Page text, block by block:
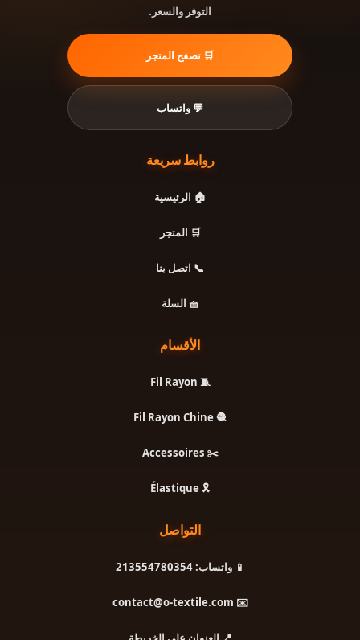
التوفر والسعر.
🛒 تصفح المتجر
💬 واتساب
روابط سريعة
🏠 الرئيسية
🛒 المتجر
📞 اتصل بنا
🧺 السلة
الأقسام
🧵 Fil Rayon
🧶 Fil Rayon Chine
✂️ Accessoires
🎗️ Élastique
التواصل
📱 واتساب: 213554780354
✉️ contact@o-textile.com